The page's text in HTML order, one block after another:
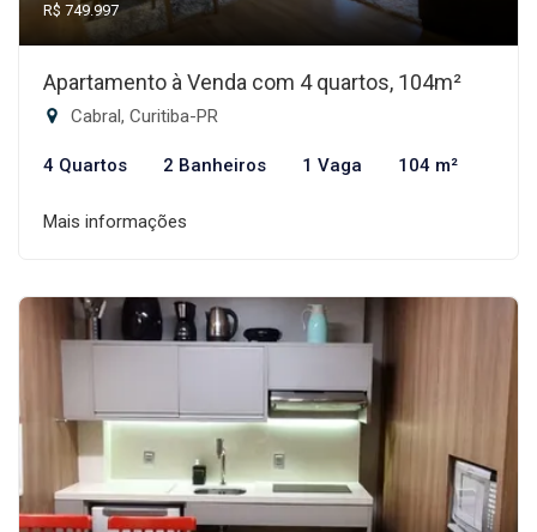
R$ 749.997
Apartamento à Venda com 4 quartos, 104m²
Cabral, Curitiba-PR
4 Quartos 2 Banheiros 1 Vaga 104 m²
Mais informações